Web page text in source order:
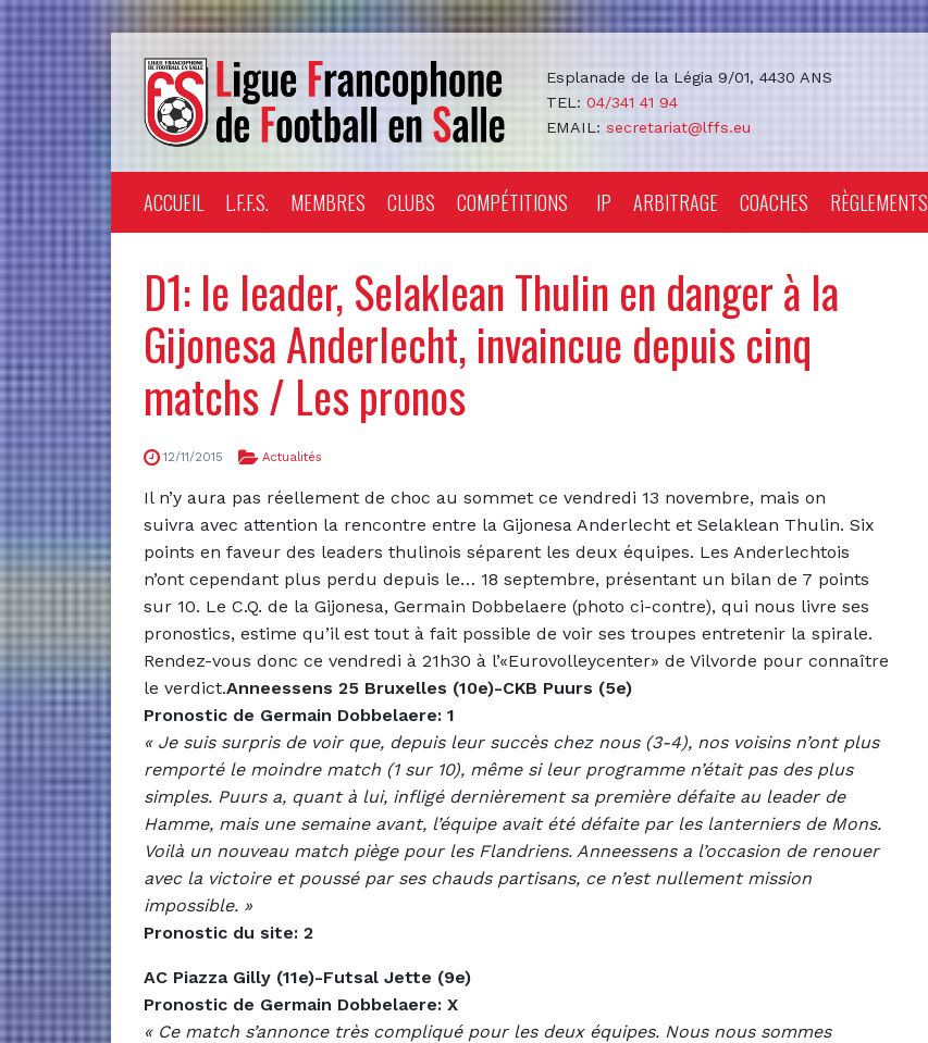
Esplanade de la Légia 9/01, 4430 ANS
TEL: 04/341 41 94
EMAIL: secretariat@lffs.eu
ACCUEIL L.F.F.S. MEMBRES CLUBS COMPÉTITIONS IP ARBITRAGE COACHES RÈGLEMENTS
D1: le leader, Selaklean Thulin en danger à la
Gijonesa Anderlecht, invaincue depuis cinq
matchs / Les pronos
12/11/2015 Actualités
Il n’y aura pas réellement de choc au sommet ce vendredi 13 novembre, mais on
suivra avec attention la rencontre entre la Gijonesa Anderlecht et Selaklean Thulin. Six
points en faveur des leaders thulinois séparent les deux équipes. Les Anderlechtois
n’ont cependant plus perdu depuis le… 18 septembre, présentant un bilan de 7 points
sur 10. Le C.Q. de la Gijonesa, Germain Dobbelaere (photo ci-contre), qui nous livre ses
pronostics, estime qu’il est tout à fait possible de voir ses troupes entretenir la spirale.
Rendez-vous donc ce vendredi à 21h30 à l’«Eurovolleycenter» de Vilvorde pour connaître
le verdict.Anneessens 25 Bruxelles (10e)-CKB Puurs (5e)
Pronostic de Germain Dobbelaere: 1
« Je suis surpris de voir que, depuis leur succès chez nous (3-4), nos voisins n’ont plus
remporté le moindre match (1 sur 10), même si leur programme n’était pas des plus
simples. Puurs a, quant à lui, infligé dernièrement sa première défaite au leader de
Hamme, mais une semaine avant, l’équipe avait été défaite par les lanterniers de Mons.
Voilà un nouveau match piège pour les Flandriens. Anneessens a l’occasion de renouer
avec la victoire et poussé par ses chauds partisans, ce n’est nullement mission
impossible. »
Pronostic du site: 2
AC Piazza Gilly (11e)-Futsal Jette (9e)
Pronostic de Germain Dobbelaere: X
« Ce match s’annonce très compliqué pour les deux équipes. Nous nous sommes